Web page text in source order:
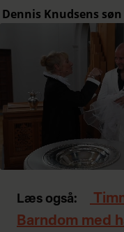
Læs også:
Barndom med